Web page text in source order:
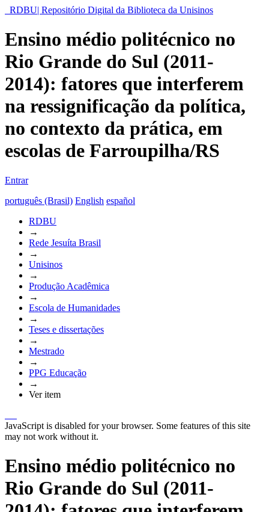
RDBU| Repositório Digital da Biblioteca da Unisinos
Ensino médio politécnico no
Rio Grande do Sul (2011-
2014): fatores que interferem
na ressignificação da política,
no contexto da prática, em
escolas de Farroupilha/RS
Entrar
português (Brasil) English español
RDBU
→
Rede Jesuíta Brasil
→
Unisinos
→
Produção Acadêmica
→
Escola de Humanidades
→
Teses e dissertações
→
Mestrado
→
PPG Educação
→
Ver item
JavaScript is disabled for your browser. Some features of this site
may not work without it.
Ensino médio politécnico no
Rio Grande do Sul (2011-